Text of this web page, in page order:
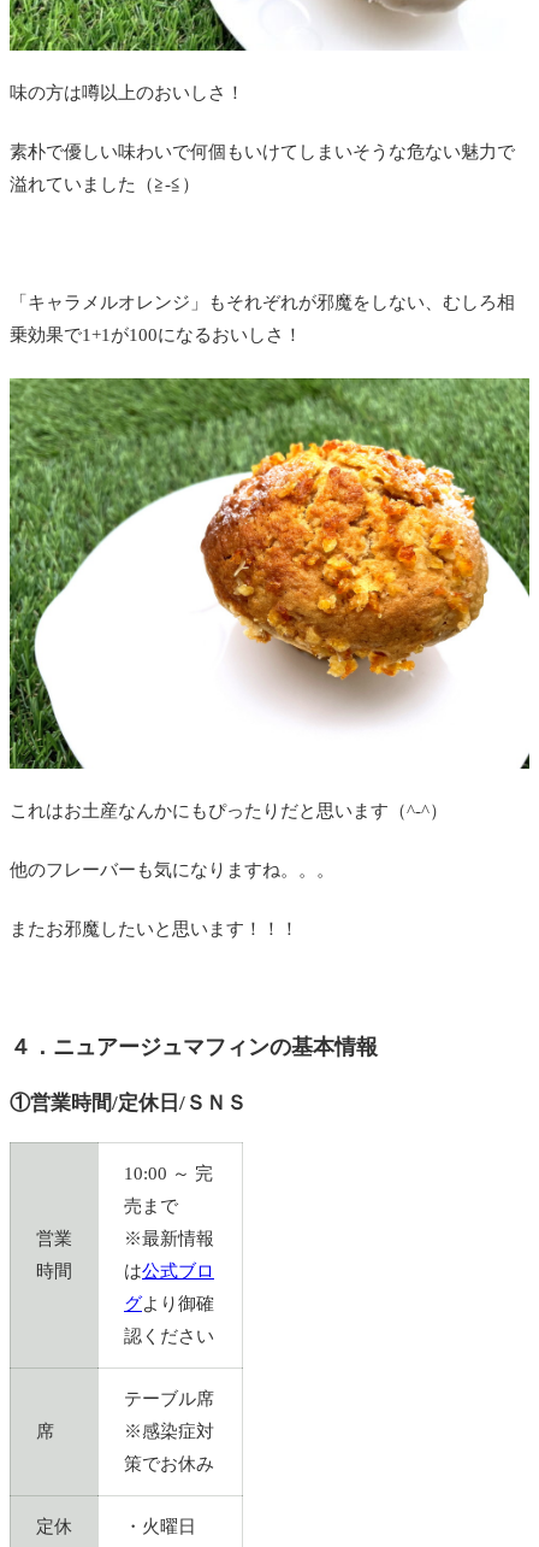
味の方は噂以上のおいしさ！
素朴で優しい味わいで何個もいけてしまいそうな危ない魅力で
溢れていました（≧-≦）
「キャラメルオレンジ」もそれぞれが邪魔をしない、むしろ相
乗効果で1+1が100になるおいしさ！
これはお土産なんかにもぴったりだと思います（^-^）
他のフレーバーも気になりますね。。。
またお邪魔したいと思います！！！
４．ニュアージュマフィンの基本情報
①営業時間/定休日/ＳＮＳ
営業
時間
10:00 ～ 完
売まで
※最新情報
は公式ブロ
グより御確
認ください
席
テーブル席
※感染症対
策でお休み
定休
・火曜日